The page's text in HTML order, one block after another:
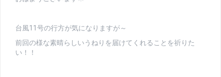
台風11号の行方が気になりますが～
前回の様な素晴らしいうねりを届けてくれることを祈りた
い！！